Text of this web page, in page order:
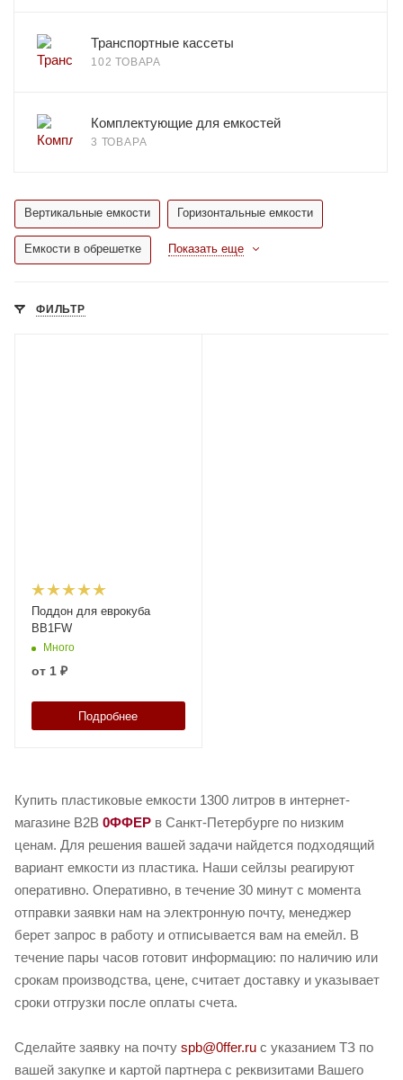
Транспортные кассеты
102 ТОВАРА
Комплектующие для емкостей
3 ТОВАРА
Вертикальные емкости Горизонтальные емкости
Емкости в обрешетке Показать еще
ФИЛЬТР
Поддон для еврокуба
BB1FW
Много
от 1 ₽
Подробнее
Купить пластиковые емкости 1300 литров в интернет-
магазине B2B 0ФФЕР в Санкт-Петербурге по низким
ценам. Для решения вашей задачи найдется подходящий
вариант емкости из пластика. Наши сейлзы реагируют
оперативно. Оперативно, в течение 30 минут с момента
отправки заявки нам на электронную почту, менеджер
берет запрос в работу и отписывается вам на емейл. В
течение пары часов готовит информацию: по наличию или
срокам производства, цене, считает доставку и указывает
сроки отгрузки после оплаты счета.
Сделайте заявку на почту spb@0ffer.ru с указанием ТЗ по
вашей закупке и картой партнера с реквизитами Вашего